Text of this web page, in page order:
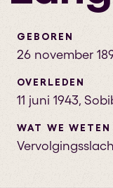
GEBOREN
26 november
OVERLEDEN
11 juni 1943,
WAT WE WETEN